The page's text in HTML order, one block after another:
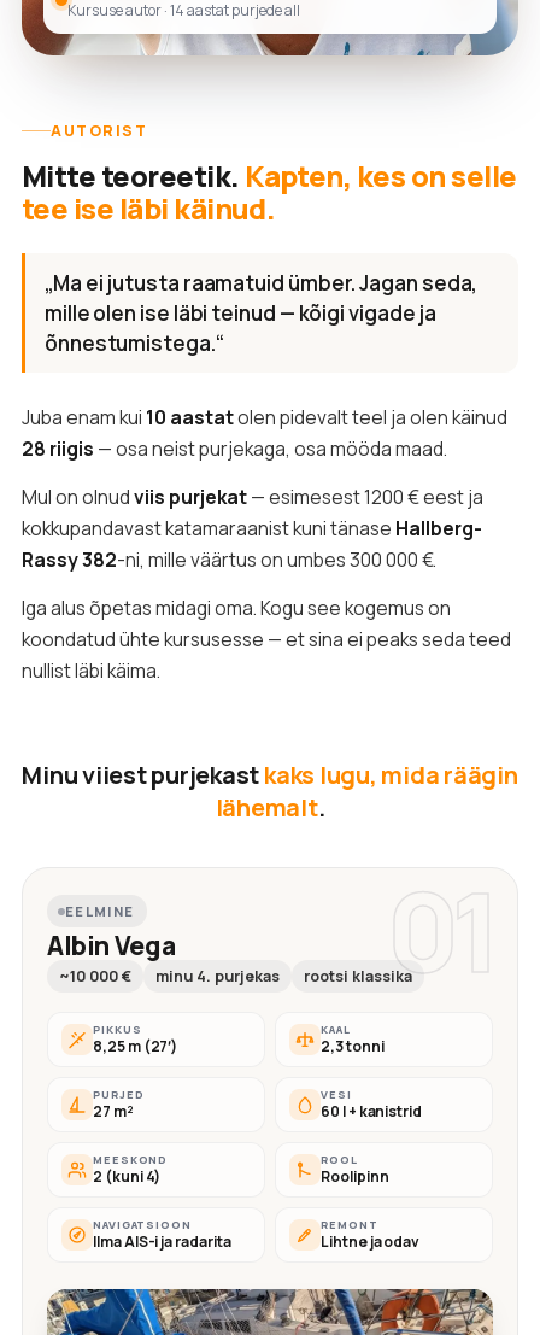
Kursuse autor · 14 aastat purjede all
AUTORIST
Mitte teoreetik. Kapten, kes on selle
tee ise läbi käinud.
„Ma ei jutusta raamatuid ümber. Jagan seda,
mille olen ise läbi teinud — kõigi vigade ja
õnnestumistega.“
Juba enam kui 10 aastatolen pidevalt teel ja olen käinud
28 riigis — osa neist purjekaga, osa mööda maad.
Mul on olnudviis purjekat— esimesest 1200 € eest ja
kokkupandavast katamaraanist kuni tänase Hallberg-
Rassy 382-ni, mille väärtus on umbes 300 000 €.
Iga alus õpetas midagi oma. Kogu see kogemus on
koondatud ühte kursusesse — et sina ei peaks seda teed
nullist läbi käima.
Minu viiest purjekastkaks lugu, mida räägin
lähemalt.
01
EELMINE
Albin Vega
~10 000 € minu 4. purjekas rootsi klassika
PIKKUS
8,25 m (27′)
KAAL
2,3 tonni
PURJED
27 m²
VESI
60 l + kanistrid
MEESKOND
2 (kuni 4)
ROOL
Roolipinn
NAVIGATSIOON
Ilma AIS-i ja radarita
REMONT
Lihtne ja odav